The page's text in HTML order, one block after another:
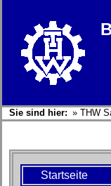
Sie sind hier: » THW
Startseite